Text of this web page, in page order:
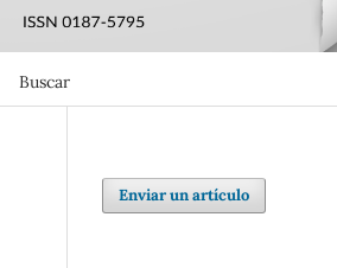
Buscar
Enviar un artículo